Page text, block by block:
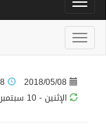
2018/05/08
الإثنين - 10 سبتمبر, 2018